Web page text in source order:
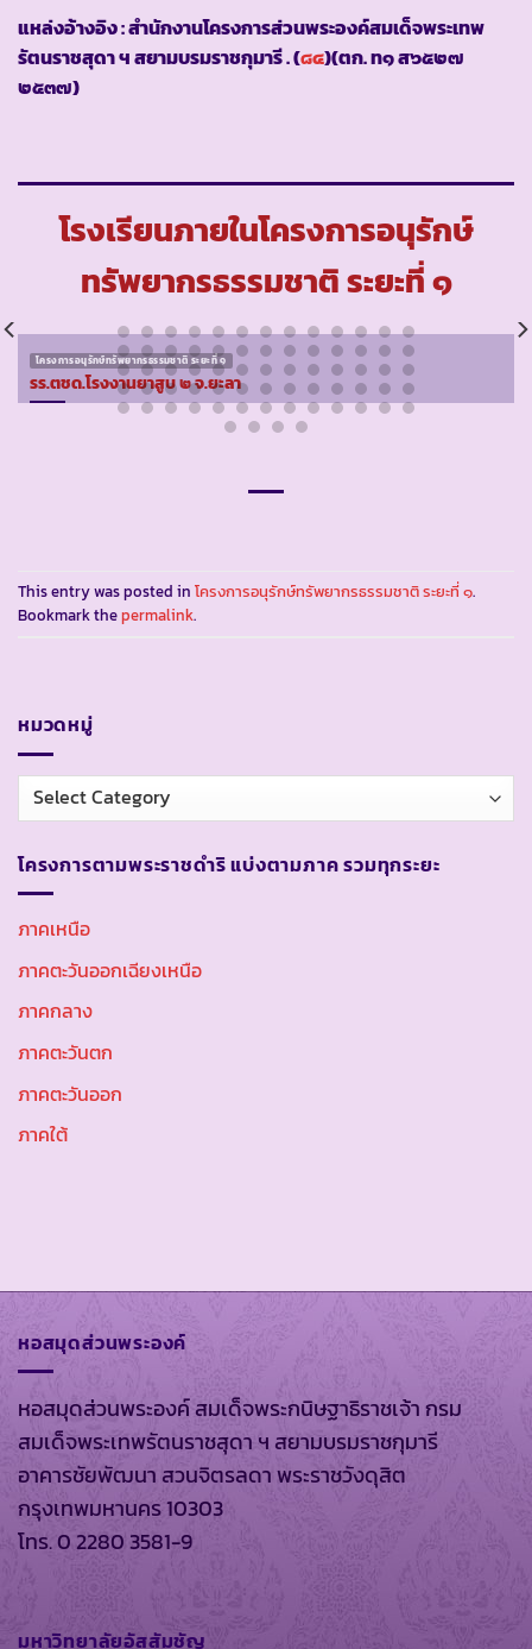
แหล่งอ้างอิง : สำนักงานโครงการส่วนพระองค์สมเด็จพระเทพ
รัตนราชสุดา ฯ สยามบรมราชกุมารี . (๘๔)(ตก. ท๑ ส๖๕๒๗
๒๕๓๗)
โรงเรียนภายในโครงการอนุรักษ์
ทรัพยากรธรรมชาติ ระยะที่ ๑
โครงการอนุรักษ์ทรัพยากรธรรมชาติ ระยะที่ ๑
รร.ตชด.โรงงานยาสูบ ๒ จ.ยะลา
This entry was posted in โครงการอนุรักษ์ทรัพยากรธรรมชาติ ระยะที่ ๑.
Bookmark thepermalink.
หมวดหมู่
หมวด
หมู่
โครงการตามพระราชดำริ แบ่งตามภาค รวมทุกระยะ
ภาคเหนือ
ภาคตะวันออกเฉียงเหนือ
ภาคกลาง
ภาคตะวันตก
ภาคตะวันออก
ภาคใต้
หอสมุดส่วนพระองค์
หอสมุดส่วนพระองค์ สมเด็จพระกนิษฐาธิราชเจ้า กรม
สมเด็จพระเทพรัตนราชสุดา ฯ สยามบรมราชกุมารี
อาคารชัยพัฒนา สวนจิตรลดา พระราชวังดุสิต
กรุงเทพมหานคร 10303
โทร. 0 2280 3581-9
มหาวิทยาลัยอัสสัมชัญ